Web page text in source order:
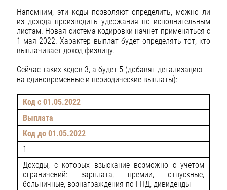
Напомним, эти коды позволяют определить, можно ли
из дохода производить удержания по исполнительным
листам. Новая система кодировки начнет применяться с
1 мая 2022. Характер выплат будет определять тот, кто
выплачивает доход физлицу.
Сейчас таких кодов 3, а будет 5 (добавят детализацию
на единовременные и периодические выплаты):
Код с 01.05.2022
Выплата
Код до 01.05.2022
1
Доходы, с которых взыскание возможно с учетом
ограничений: зарплата, премии, отпускные,
больничные, вознаграждения по ГПД, дивиденды